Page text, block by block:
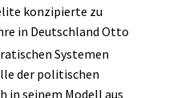
konzipierte zu
in Deutschland Otto
Systemen
der politischen
in seinem Modell aus